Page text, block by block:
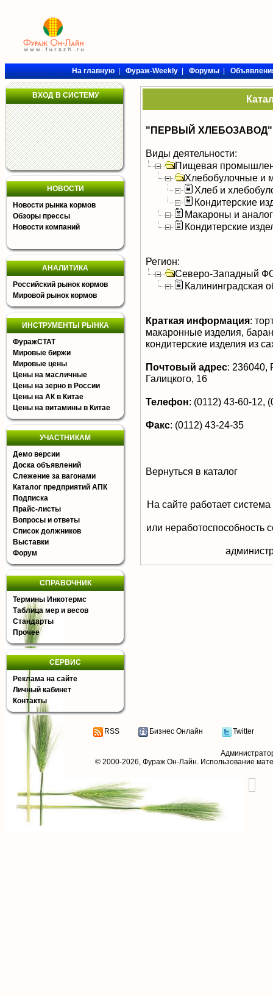
На главную|Фураж-Weekly|Форумы|
ВХОД В СИСТЕМУ
НОВОСТИ
Новости рынка кормов
Обзоры прессы
Новости компаний
АНАЛИТИКА
Российский рынок кормов
Мировой рынок кормов
ИНСТРУМЕНТЫ РЫНКА
ФуражСТАТ
Мировые биржи
Мировые цены
Цены на масличные
Цены на зерно в России
Цены на АК в Китае
Цены на витамины в Китае
УЧАСТНИКАМ
Демо версии
Доска объявлений
Слежение за вагонами
Каталог предприятий АПК
Подписка
Прайс-листы
Вопросы и ответы
Список должников
Выставки
Форум
СПРАВОЧНИК
Термины Инкотермс
Таблица мер и весов
Стандарты
Прочее
СЕРВИС
Реклама на сайте
Личный кабинет
Контакты
"ПЕРВЫЙ
Виды деятельности:
Пищевая
Хлебобулочные и
Хлеб и
Кондитерские
Макароны и
Кондитерские
Регион:
Северо-Западный
Калининградская
Краткая информация:
макаронные изделия,
кондитерские изделия из
Почтовый адрес: 236040,
Галицкого, 16
Телефон: (0112) 43-60-12,
Факс: (0112) 43-24-35
Вернуться в каталог
На сайте работает
или неработоспособность
RSS Бизнес Онлайн Twitter
© 2000-2026, Фураж Он-Лайн. Использование